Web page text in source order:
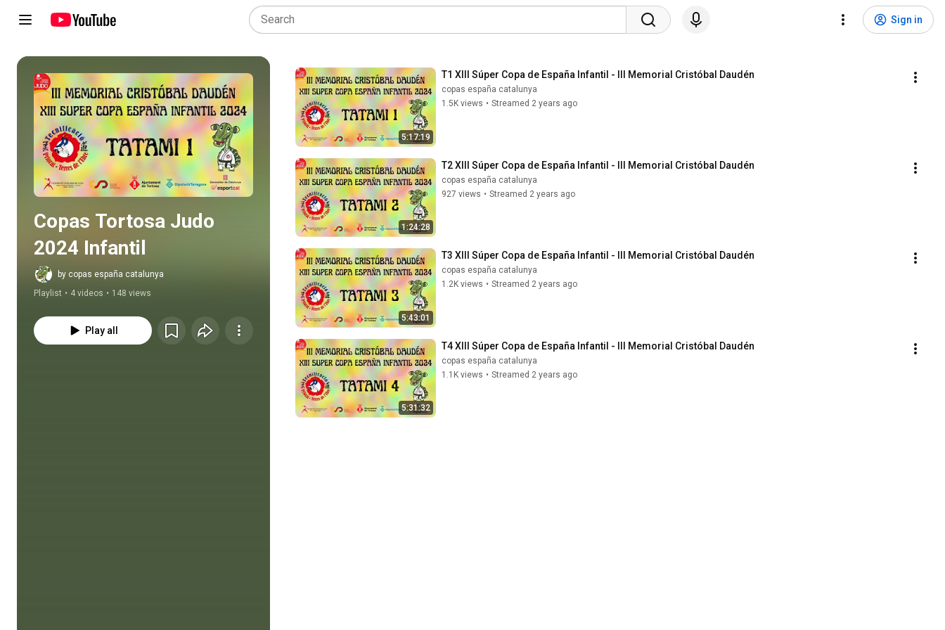
Sign in
Play all
Copas Tortosa Judo
2024 Infantil
by copas españa catalunya
Playlist • 4 videos • 148 views
Play all
5:17:19
T1 XIII Súper Copa de España Infantil - III Memorial Cristóbal Daudén
copas españa catalunya
1.5K views • Streamed 2 years ago
1:24:28
T2 XIII Súper Copa de España Infantil - III Memorial Cristóbal Daudén
copas españa catalunya
927 views • Streamed 2 years ago
5:43:01
T3 XIII Súper Copa de España Infantil - III Memorial Cristóbal Daudén
copas españa catalunya
1.2K views • Streamed 2 years ago
5:31:32
T4 XIII Súper Copa de España Infantil - III Memorial Cristóbal Daudén
copas españa catalunya
1.1K views • Streamed 2 years ago